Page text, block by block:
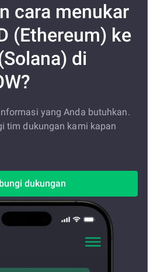
cara menukar
(Ethereum) ke
di
yang Anda butuhkan.
tim dukungan kami kapan
dukungan